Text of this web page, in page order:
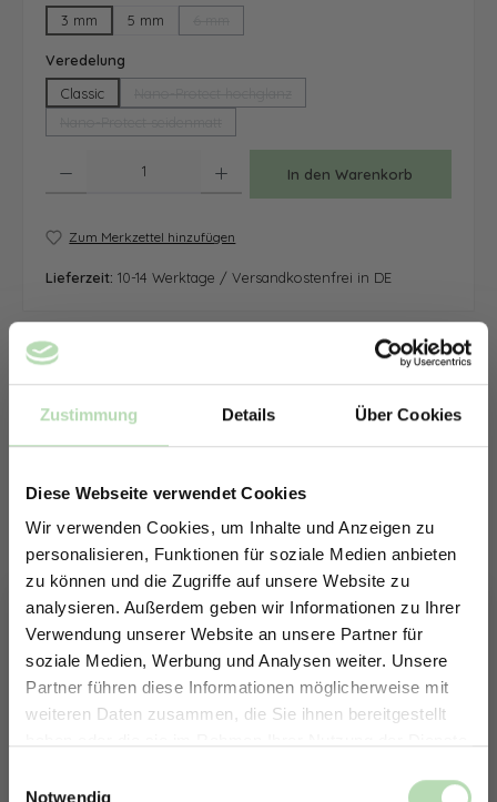
Zustimmung Details Über Cookies
Diese Webseite verwendet Cookies
Wir verwenden Cookies, um Inhalte und Anzeigen zu
personalisieren, Funktionen für soziale Medien anbieten
zu können und die Zugriffe auf unsere Website zu
analysieren. Außerdem geben wir Informationen zu Ihrer
Verwendung unserer Website an unsere Partner für
soziale Medien, Werbung und Analysen weiter. Unsere
Partner führen diese Informationen möglicherweise mit
weiteren Daten zusammen, die Sie ihnen bereitgestellt
Notwendig
3 mm
5 mm
Veredelung
Classic
In den Warenkorb
Zum Merkzettel hinzufügen
Lieferzeit: 10-14 Werktage / Versandkostenfrei in DE
Erstelle in nur 4 Schritten deine
ERHALTE 5% RABATT AUF
DEINE RÜCKWÄNDE